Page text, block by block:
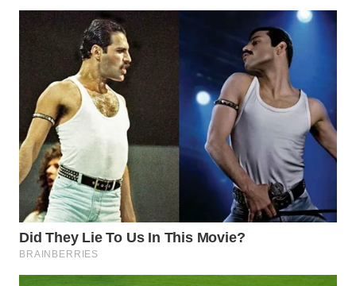
WN
NATUNA
WN
BINTAN
WN
MANDALIKA
WN
LIKUPANG